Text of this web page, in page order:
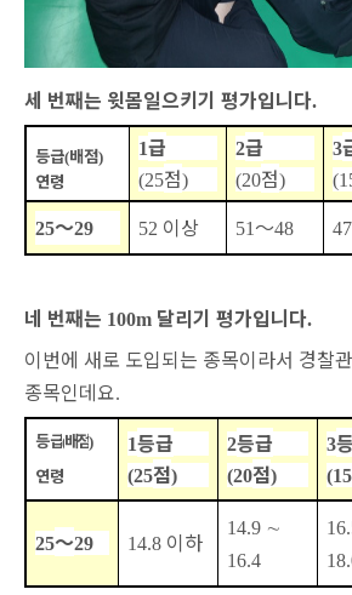
세 번째는 윗몸일으키기 평가입니다.
등급(배점)
연령
1급
(25점)
2급
(20점)
3
25～29 52 이상 51 ～48 47
네 번째는 100m 달리기 평가입니다.
이번에 새로 도입되는 종목이라서 경찰
종목인데요.
등급(배점)
연령
1등급
(25점)
2등급
(20점)
3
(15
25～29 14.8 이하 14.9 ∼
16.4